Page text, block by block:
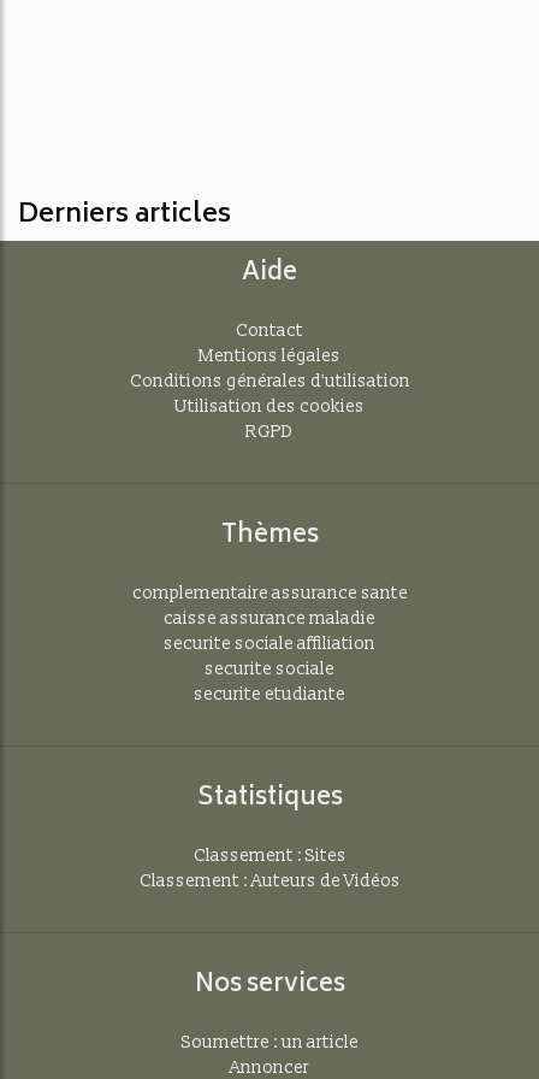
Derniers articles
Aide
Contact
Mentions légales
Conditions générales d'utilisation
Utilisation des cookies
RGPD
Thèmes
complementaire assurance sante
caisse assurance maladie
securite sociale affiliation
securite sociale
securite etudiante
Statistiques
Classement : Sites
Classement : Auteurs de Vidéos
Nos services
Soumettre : un article
Annoncer